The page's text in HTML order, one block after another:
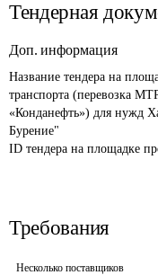
Тендерная
Доп. информация
Название тендера на
транспорта (перевозка
«Конданефть») для нужд
Бурение"
ID тендера на площадке
Требования
Несколько поставщиков